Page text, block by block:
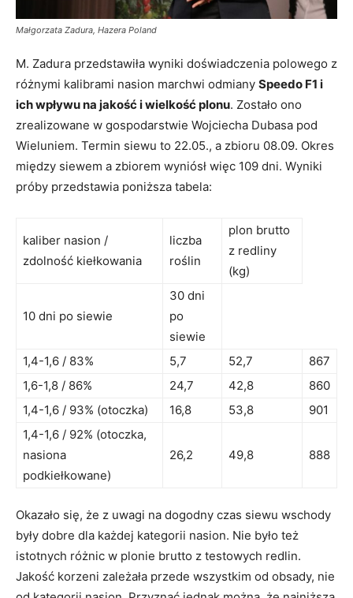
Małgorzata Zadura, Hazera Poland
M. Zadura przedstawiła wyniki doświadczenia polowego z
różnymi kalibrami nasion marchwi odmiany Speedo F1 i
ich wpływu na jakość i wielkość plonu. Zostało ono
zrealizowane w gospodarstwie Wojciecha Dubasa pod
Wieluniem. Termin siewu to 22.05., a zbioru 08.09. Okres
między siewem a zbiorem wyniósł więc 109 dni. Wyniki
próby przedstawia poniższa tabela:
kaliber nasion /
zdolność kiełkowania
liczba
roślin
plon brutto
z redliny
(kg)
10 dni po siewie
30 dni
po
siewie
1,4-1,6 / 83%
5,7 52,7
867
1,6-1,8 / 86%
24,7 42,8
860
1,4-1,6 / 93% (otoczka)
16,8 53,8
901
1,4-1,6 / 92% (otoczka,
nasiona
podkiełkowane)
26,2 49,8 888
Okazało się, że z uwagi na dogodny czas siewu wschody
były dobre dla każdej kategorii nasion. Nie było też
istotnych różnic w plonie brutto z testowych redlin.
Jakość korzeni zależała przede wszystkim od obsady, nie